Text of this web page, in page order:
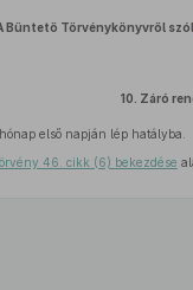
Büntető Törvénykönyvről
10. Záró
első napján lép hatályba.
46. cikk (6) bekezdése